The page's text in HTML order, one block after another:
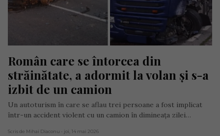
Român care se întorcea din
străinătate, a adormit la volan și s-a
izbit de un camion
Un autoturism în care se aflau trei persoane a fost implicat
într-un accident violent cu un camion în dimineața zilei…
Scris de Mihai Diaconu - joi, 14 mai 2026